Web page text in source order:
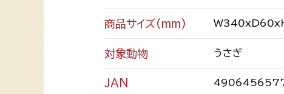
商品サイズ(mm)
対象動物 うさぎ
JAN